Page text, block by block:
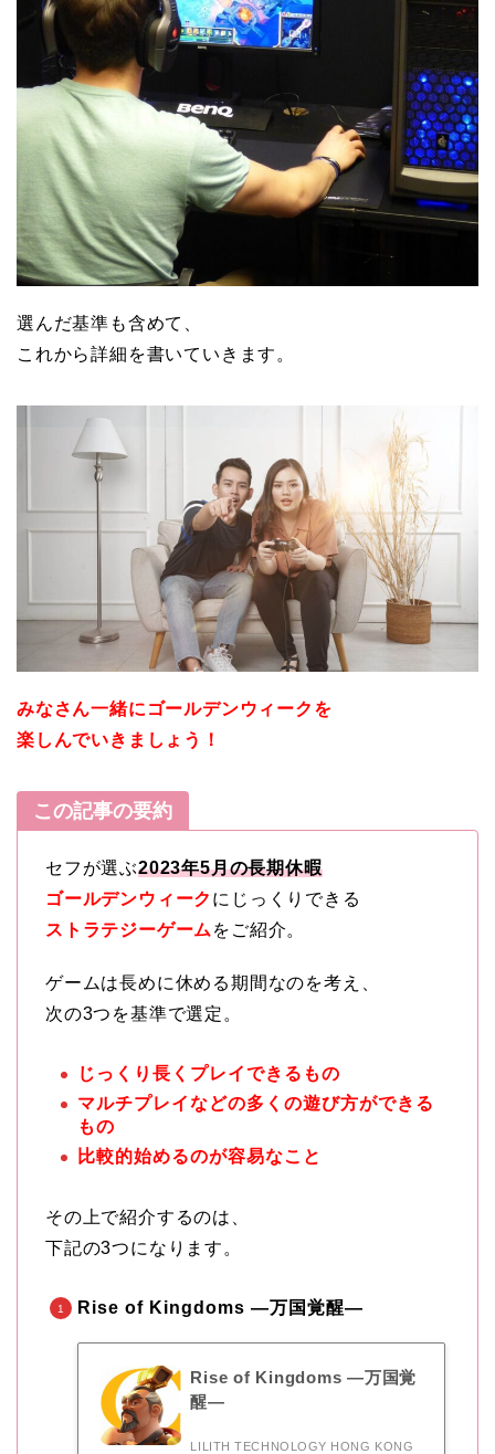
選んだ基準も含めて、
これから詳細を書いていきます。
みなさん一緒にゴールデンウィークを
楽しんでいきましょう！
この記事の要約
セフが選ぶ2023年5月の長期休暇
ゴールデンウィーク にじっくりできる
ストラテジーゲームをご紹介。
ゲームは長めに休める期間なのを考え、
次の3つを基準で選定。
じっくり長くプレイできるもの
マルチプレイなどの多くの遊び方ができる
もの
比較的始めるのが容易なこと
その上で紹介するのは、
下記の3つになります。
Rise of Kingdoms ―万国覚醒―
Rise of Kingdoms ―万国覚
醒―
LILITH TECHNOLOGY HONG KONG